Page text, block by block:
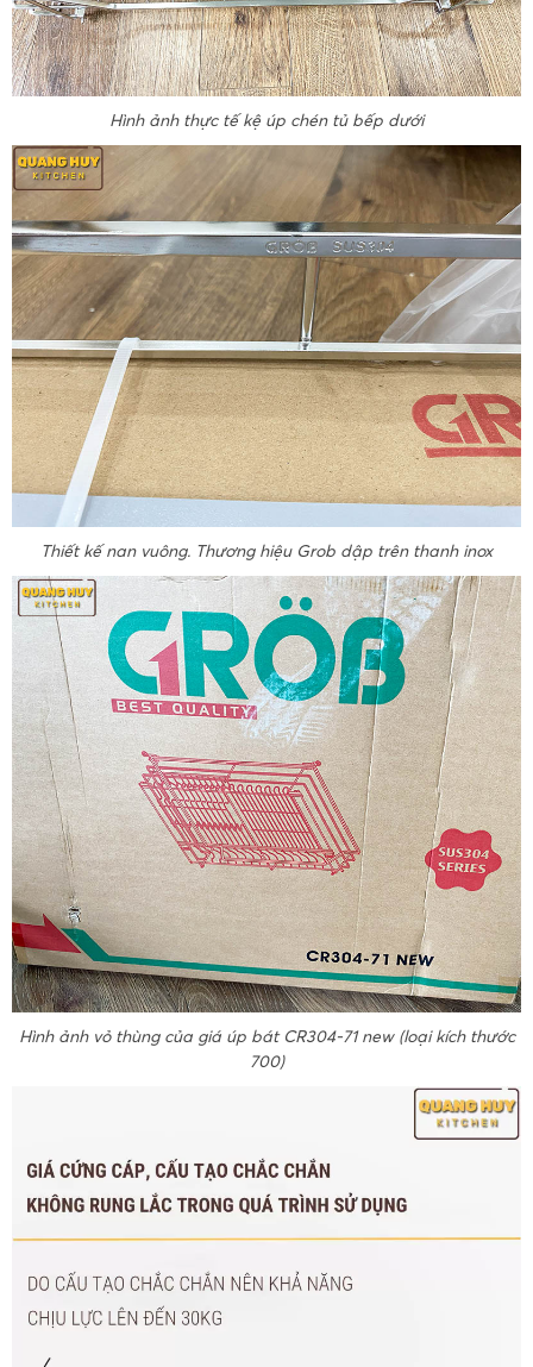
Hình ảnh thực tế kệ úp chén tủ bếp dưới
Thiết kế nan vuông. Thương hiệu Grob dập trên thanh inox
Hình ảnh vỏ thùng của giá úp bát CR304-71 new (loại kích thước
700)